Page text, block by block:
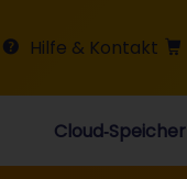
Hilfe & Kontakt
Cloud‑Speicher